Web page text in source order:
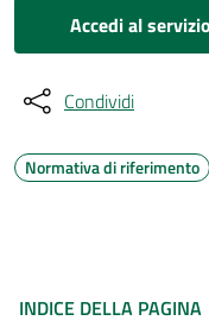
Accedi al servizio
Condividi
Normativa di riferimento
INDICE DELLA PAGINA